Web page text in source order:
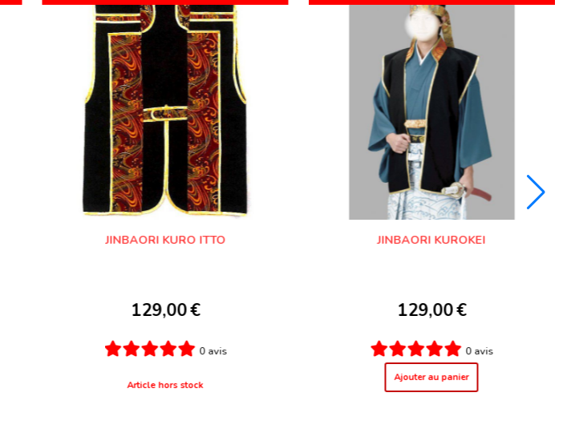
JINBAORI KURO ITTO
129,00€
0 avis
Article hors stock
JINBAORI KUROKEI
129,00€
0 avis
Ajouter au panier